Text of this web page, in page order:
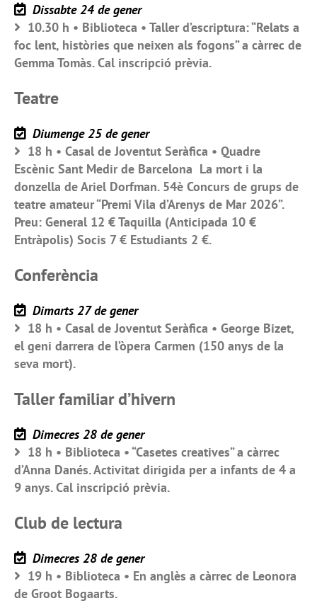
Dissabte 24 de gener
10.30 h • Biblioteca • Taller d’escriptura: “Relats a
foc lent, històries que neixen als fogons” a càrrec de
Gemma Tomàs. Cal inscripció prèvia.
Teatre
Diumenge 25 de gener
18 h • Casal de Joventut Seràfica • Quadre
Escènic Sant Medir de Barcelona La mort i la
donzella de Ariel Dorfman. 54è Concurs de grups de
teatre amateur “Premi Vila d’Arenys de Mar 2026”.
Preu: General 12 € Taquilla (Anticipada 10 €
Entràpolis) Socis 7 € Estudiants 2 €.
Conferència
Dimarts 27 de gener
18 h • Casal de Joventut Seràfica • George Bizet,
el geni darrera de l’òpera Carmen (150 anys de la
seva mort).
Taller familiar d’hivern
Dimecres 28 de gener
18 h • Biblioteca • “Casetes creatives” a càrrec
d’Anna Danés. Activitat dirigida per a infants de 4 a
9 anys. Cal inscripció prèvia.
Club de lectura
Dimecres 28 de gener
19 h • Biblioteca • En anglès a càrrec de Leonora
de Groot Bogaarts.